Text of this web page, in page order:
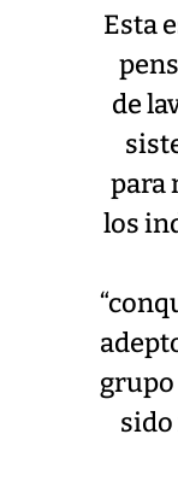
Esta
de
para
los
grupo
sido